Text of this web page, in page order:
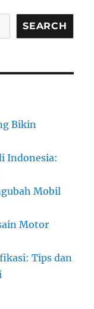
SEARCH
Bikin
Indonesia:
Mobil
Motor
Tips dan